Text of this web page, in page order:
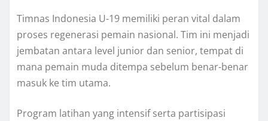
Timnas Indonesia U-19 memiliki peran vital dalam
proses regenerasi pemain nasional. Tim ini menjadi
jembatan antara level junior dan senior, tempat di
mana pemain muda ditempa sebelum benar-benar
masuk ke tim utama.
Program latihan yang intensif serta partisipasi